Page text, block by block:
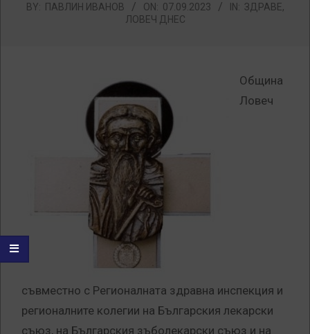
BY: ПАВЛИН ИВАНОВ ON: 07.09.2023 IN: ЗДРАВЕ,
ЛОВЕЧ ДНЕС
Община
Ловеч
съвместно с Регионалната здравна инспекция и
регионалните колегии на Българския лекарски
съюз, на Българския зъболекарски съюз и на